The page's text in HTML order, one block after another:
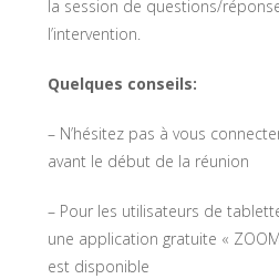
la session de questions/
l’intervention.
Quelques conseils:
– N’hésitez pas à vous
avant le début de la réunion
– Pour les utilisateurs de
une application gratuite «
est disponible